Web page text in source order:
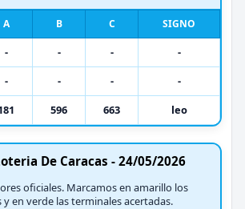
A B C SIGNO
- - -
-
- - -
-
596 663 leo
De Caracas - 24/05/2026
oficiales. Marcamos en amarillo los
en verde las terminales acertadas.